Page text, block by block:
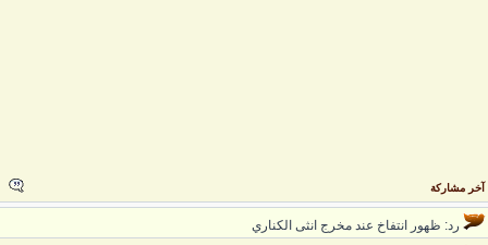
آخر مشاركة
رد: ظهور انتفاخ عند مخرج انثى الكناري